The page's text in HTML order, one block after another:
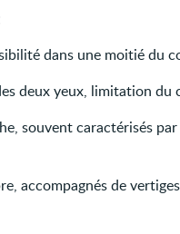
dans une moitié du
deux yeux, limitation du
souvent caractérisés
accompagnés de